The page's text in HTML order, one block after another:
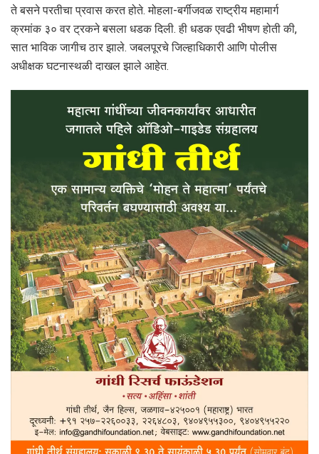
ते बसने परतीचा प्रवास करत होते. मोहला-बर्गीजवळ राष्ट्रीय महामार्ग
क्रमांक ३० वर ट्रकने बसला धडक दिली. ही धडक एवढी भीषण होती की,
सात भाविक जागीच ठार झाले. जबलपूरचे जिल्‍हाधिकारी आणि पोलीस
अधीक्षक घटनास्‍थळी दाखल झाले आहेत.